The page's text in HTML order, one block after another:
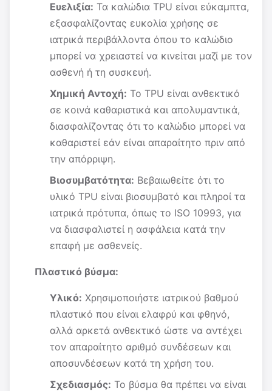
Ευελιξία: Τα καλώδια TPU είναι εύκαμπτα,
εξασφαλίζοντας ευκολία χρήσης σε
ιατρικά περιβάλλοντα όπου το καλώδιο
μπορεί να χρειαστεί να κινείται μαζί με τον
ασθενή ή τη συσκευή.
Χημική Αντοχή: Το TPU είναι ανθεκτικό
σε κοινά καθαριστικά και απολυμαντικά,
διασφαλίζοντας ότι το καλώδιο μπορεί να
καθαριστεί εάν είναι απαραίτητο πριν από
την απόρριψη.
Βιοσυμβατότητα: Βεβαιωθείτε ότι το
υλικό TPU είναι βιοσυμβατό και πληροί τα
ιατρικά πρότυπα, όπως το ISO 10993, για
να διασφαλιστεί η ασφάλεια κατά την
επαφή με ασθενείς.
Πλαστικό βύσμα:
Υλικό: Χρησιμοποιήστε ιατρικού βαθμού
πλαστικό που είναι ελαφρύ και φθηνό,
αλλά αρκετά ανθεκτικό ώστε να αντέχει
τον απαραίτητο αριθμό συνδέσεων και
αποσυνδέσεων κατά τη χρήση του.
Σχεδιασμός: Το βύσμα θα πρέπει να είναι